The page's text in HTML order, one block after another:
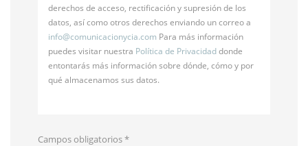
derechos de acceso, rectificación y supresión de los
datos, así como otros derechos enviando un correo a
info@comunicacionycia.com Para más información
puedes visitar nuestra Política de Privacidaddonde
entontarás más información sobre dónde, cómo y por
qué almacenamos sus datos.
Campos obligatorios*